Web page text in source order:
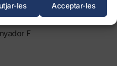
Acceptar-les
les
F
F